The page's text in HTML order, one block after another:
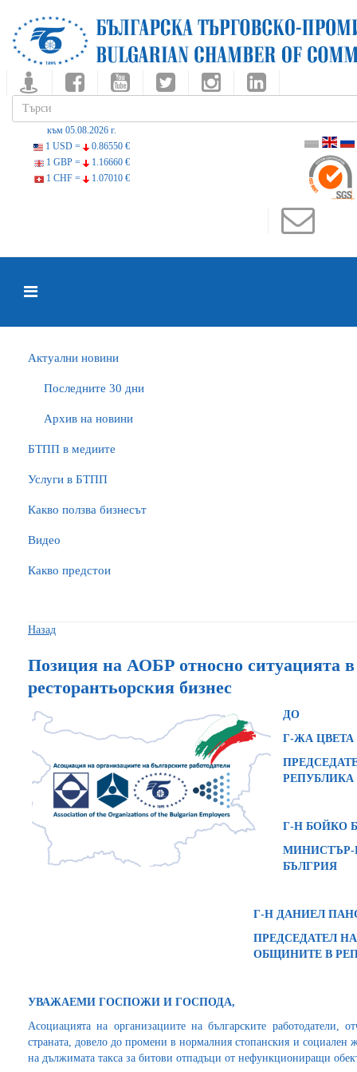
към 05.08.2026 г.
1 USD =
0.86550 €
1 GBP =
1.16660 €
1 CHF =
1.07010 €
Актуални новини
Последните 30 дни
Архив на новини
БTПП в медиите
Услуги в БТПП
Какво ползва бизнесът
Видео
Какво предстои
Назад
Позиция на АОБР относно ситуацията в
ресторантьорския бизнес
ДО
Г-ЖА ЦВЕТА
РЕПУБЛИКА
Г-Н БОЙКО
МИНИСТЪР-
БЪЛГРИЯ
Г-Н ДАНИЕЛ
ПРЕДСЕДАТЕЛ
ОБЩИНИТЕ В
УВАЖАЕМИ ГОСПОЖИ И ГОСПОДА,
Асоциацията на организациите на българските работодатели,
страната, довело до промени в нормалния стопанския и социален
на дължимата такса за битови отпадъци от нефункциониращи